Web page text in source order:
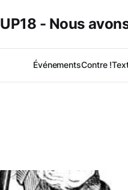
UP18 - Nous
ÉvénementsContre !